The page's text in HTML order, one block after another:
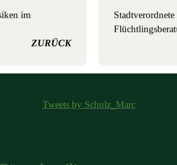
im
ZURÜCK
Tweets by Schulz_Marc